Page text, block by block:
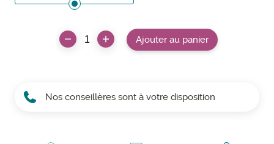
Ajouter au panier
Nos conseillères sont à votre disposition